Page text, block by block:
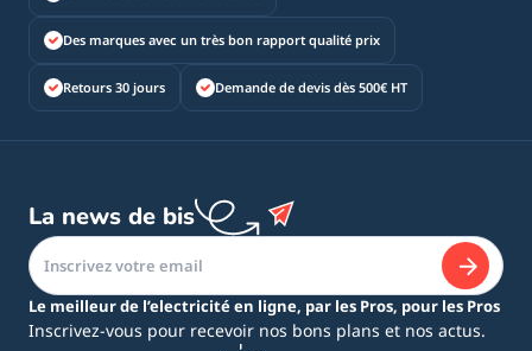
Des marques avec un très bon rapport qualité prix
Retours 30 jours Demande de devis dès 500€ HT
La news de bis
Le meilleur de l’electricité en ligne, par les Pros, pour les Pros
Inscrivez-vous pour recevoir nos bons plans et nos actus.